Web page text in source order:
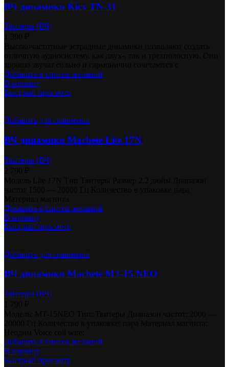
ВЧ динамики Kicx TN-31
Твитеры (ВЧ)
Добавить в список желаний
В корзину
Быстрый просмотр
Добавить для сравнения
ВЧ динамики Machete Lite 17N
Твитеры (ВЧ)
Добавить в список желаний
В корзину
Быстрый просмотр
Добавить для сравнения
ВЧ динамики Machete MT-15 NEO
Твитеры (ВЧ)
Добавить в список желаний
В корзину
Быстрый просмотр